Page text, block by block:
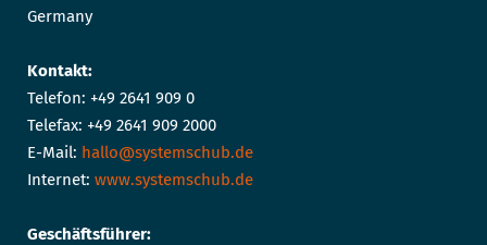
Germany
Kontakt:
Telefon: +49 2641 909 0
Telefax: +49 2641 909 2000
E-Mail: hallo@systemschub.de
Internet: www.systemschub.de
Geschäftsführer: